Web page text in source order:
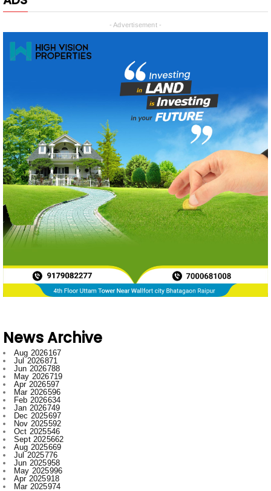
News Archive
Jun 2026
788
May 2026719
Apr 2026597
Mar 2026596
Feb 2026634
Jan 2026749
Dec 2025697
Nov 2025592
Oct 2025546
Sept 2025662
Aug 2025669
Jul 2025776
Jun 2025958
May 2025996
Apr 2025918
Mar 2025974
Feb 2025797
Jan 20251008
Dec 20241007
Nov 2024796